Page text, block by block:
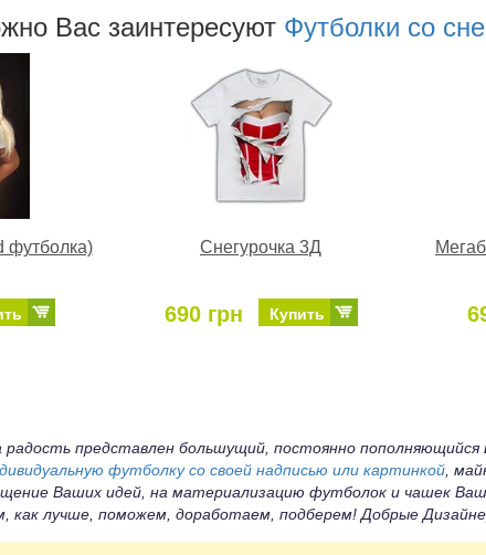
Ваc заинтересуют Футболки со
футболка) Снегурочка 3Д
690 грн Купить
представлен большущий, постоянно пополняющийся
футболку со своей надписью или картинкой,
Ваших идей, на материализацию футболок и чашек
лучше, поможем, доработаем, подберем! Добрые